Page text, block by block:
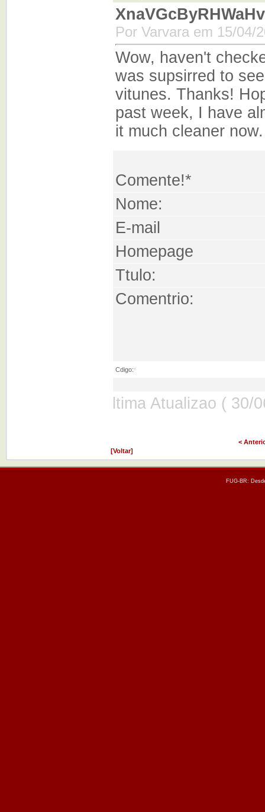
Por Varvara em 15/04/
Wow, haven't
was supsirred to
vitunes. Thanks!
past week, I have
it much cleaner now.
Comente!*
Nome:
E-mail
Homepage
Ttulo:
Comentrio:
Cdigo:*
ltima Atualizao ( 30/
<
[Voltar]
FUG-BR: